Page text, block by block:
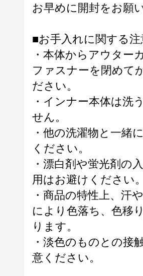
お早めに開封をお願
■お手入れに関する注
・本体からアウター
ファスナーを閉めて
ださい。
・インナー本体は洗
せん。
・他の洗濯物と一緒
ください。
・漂白剤や蛍光剤の
用はお避けください。
・商品の特性上、汗
により色落ち、色移
ります。
・淡色のものとの接
意ください。